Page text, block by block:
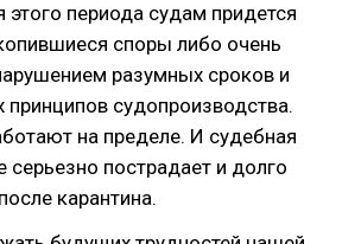
этого периода судам придется
споры либо очень
разумных сроков и
судопроизводства.
на пределе. И судебная
серьезно пострадает и долго
карантина.